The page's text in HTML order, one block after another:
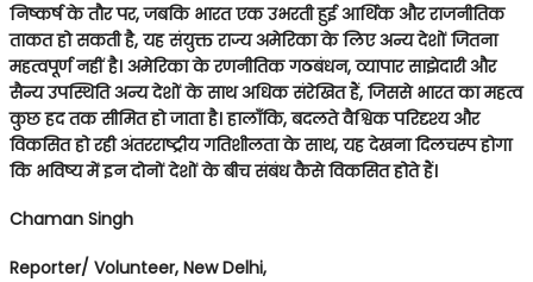
निष्कर्ष के तौर पर, जबकि भारत एक उभरती हुई आर्थिक और राजनीतिक
ताकत हो सकती है, यह संयुक्त राज्य अमेरिका के लिए अन्य देशों जितना
महत्वपूर्ण नहीं है। अमेरिका के रणनीतिक गठबंधन, व्यापार साझेदारी और
सैन्य उपस्थिति अन्य देशों के साथ अधिक संरेखित हैं, जिससे भारत का महत्व
कुछ हद तक सीमित हो जाता है। हालाँकि, बदलते वैश्विक परिदृश्य और
विकसित हो रही अंतरराष्ट्रीय गतिशीलता के साथ, यह देखना दिलचस्प होगा
कि भविष्य में इन दोनों देशों के बीच संबंध कैसे विकसित होते हैं।
Chaman Singh
Reporter/ Volunteer, New Delhi,